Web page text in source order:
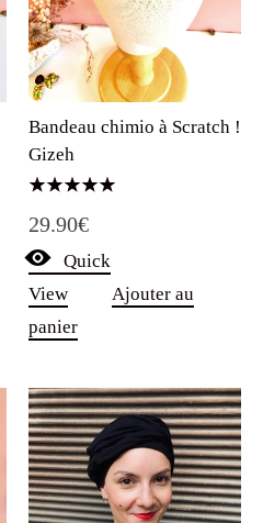
Bandeau chimio à Scratch !
Gizeh
5.00
sur 5
29.90€
Quick
View
Ajouter au
panier